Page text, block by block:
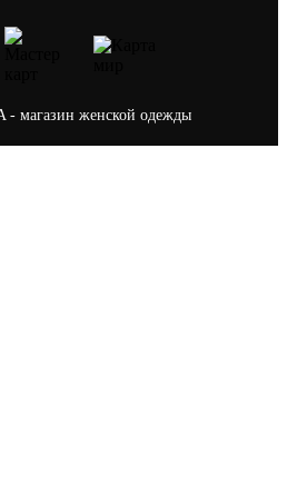
- магазин женской одежды